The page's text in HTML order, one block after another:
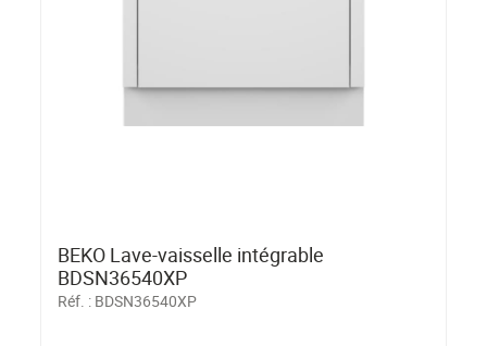
BEKO Lave-vaisselle intégrable
BDSN36540XP
Réf. : BDSN36540XP